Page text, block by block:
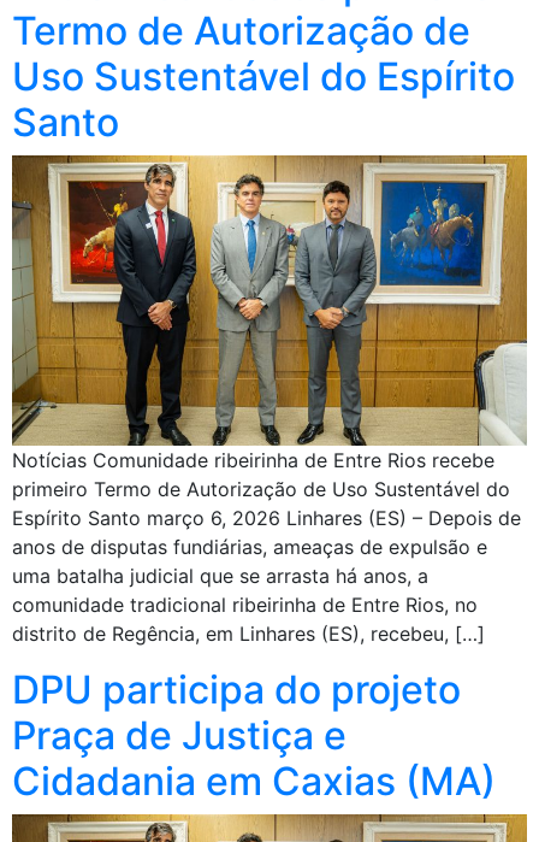
Termo de Autorização de
Uso Sustentável do Espírito
Santo
Notícias Comunidade ribeirinha de Entre Rios recebe
primeiro Termo de Autorização de Uso Sustentável do
Espírito Santo março 6, 2026 Linhares (ES) – Depois de
anos de disputas fundiárias, ameaças de expulsão e
uma batalha judicial que se arrasta há anos, a
comunidade tradicional ribeirinha de Entre Rios, no
distrito de Regência, em Linhares (ES), recebeu, […]
DPU participa do projeto
Praça de Justiça e
Cidadania em Caxias (MA)